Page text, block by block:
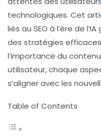
technologiques. Cet
liés au SEO à l’ère de
des stratégies
l’importance du
utilisateur, chaque
s’aligner avec les
Table of Contents